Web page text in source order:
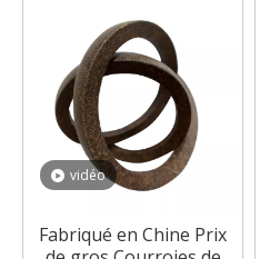
vidéo
Fabriqué en Chine Prix